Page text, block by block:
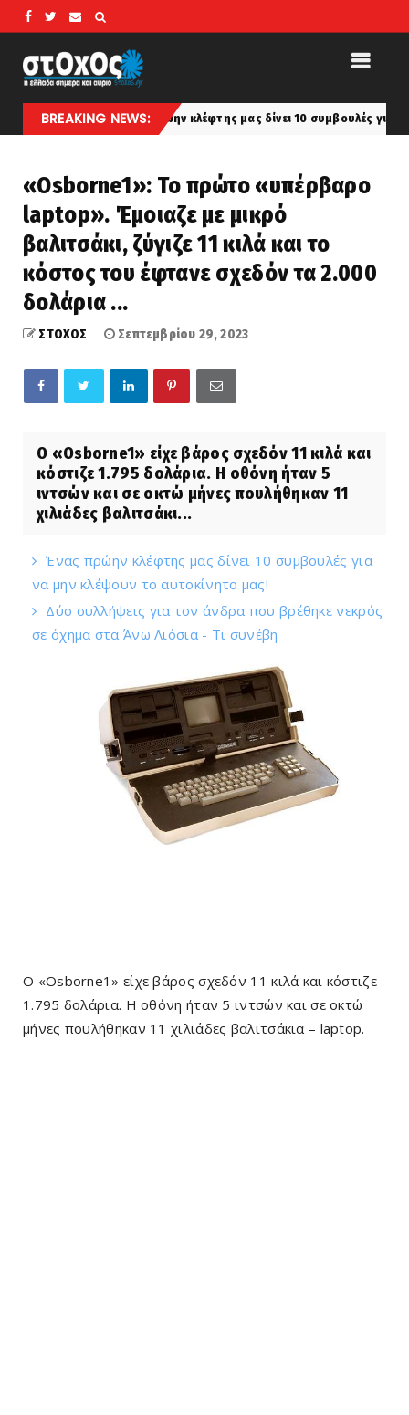
BREAKING NEWS:
Ένας πρώην κλέφτης μας δίνει 10 συμβουλές για να μην κλέψουν
«Osborne1»: Το πρώτο «υπέρβαρο
laptop». Έμοιαζε με μικρό
βαλιτσάκι, ζύγιζε 11 κιλά και το
κόστος του έφτανε σχεδόν τα 2.000
δολάρια ...
ΣΤΟΧΟΣ Σεπτεμβρίου 29, 2023
Ο «Osborne1» είχε βάρος σχεδόν 11 κιλά και
κόστιζε 1.795 δολάρια. Η οθόνη ήταν 5
ιντσών και σε οκτώ μήνες πουλήθηκαν 11
χιλιάδες βαλιτσάκι...
Ένας πρώην κλέφτης μας δίνει 10 συμβουλές για
να μην κλέψουν το αυτοκίνητο μας!
Δύο συλλήψεις για τον άνδρα που βρέθηκε νεκρός
σε όχημα στα Άνω Λιόσια - Τι συνέβη
Ο «Osborne1» είχε βάρος σχεδόν 11 κιλά και κόστιζε
1.795 δολάρια. Η οθόνη ήταν 5 ιντσών και σε οκτώ
μήνες πουλήθηκαν 11 χιλιάδες βαλιτσάκια – laptop.